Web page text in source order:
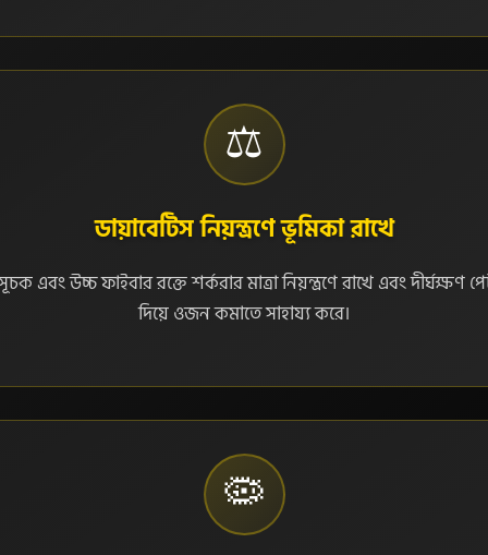
⚖️
ডায়াবেটিস নিয়ন্ত্রণে ভূমিকা রাখে
সূচক এবং উচ্চ ফাইবার রক্তে শর্করার মাত্রা নিয়ন্ত্রণে রাখে এবং
দিয়ে ওজন কমাতে সাহায্য করে।
🦠